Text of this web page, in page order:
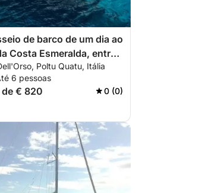
de barco de um dia ao
Costa Esmeralda, entre
e o Arquipélago de La
Poltu Quatu, Itália
6 pessoas
€ 820 0 (0)